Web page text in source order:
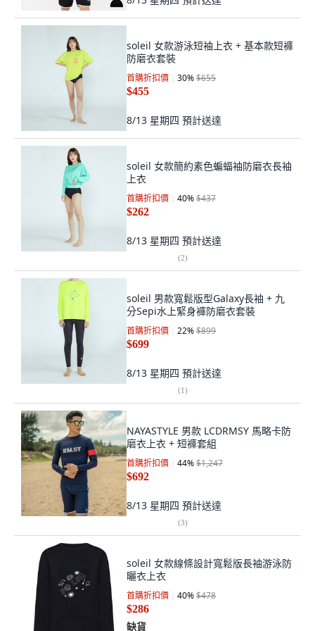
soleil 女款游泳短袖上衣 + 基本款短褲
防磨衣套裝
首購折扣價 30%$655
$455
8/13 星期四 預計送達
soleil 女款簡約素色蝙蝠袖防磨衣長袖
上衣
首購折扣價 40%$437
$262
8/13 星期四 預計送達
(2)
soleil 男款寬鬆版型Galaxy長袖 + 九
分Sepi水上緊身褲防磨衣套裝
首購折扣價 22%$899
$699
8/13 星期四 預計送達
(1)
NAYASTYLE 男款 LCDRMSY 馬略卡防
磨衣上衣 + 短褲套組
首購折扣價 44%$1,247
$692
8/13 星期四 預計送達
(3)
soleil 女款線條設計寬鬆版長袖游泳防
曬衣上衣
首購折扣價 40%$478
$286
缺貨